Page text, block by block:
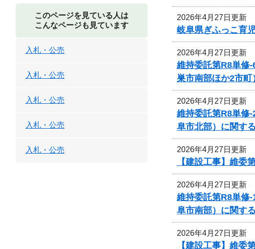
2026年4月27日更新
岐阜県ぎふっこ育
2026年4月27日更新
維持委託第R8単
巣市南部ほか2市
2026年4月27日更新
維持委託第R8単
阜市北部）に関す
2026年4月27日更新
【建設工事】維
2026年4月27日更新
維持委託第R8単
阜市南部）に関す
2026年4月27日更新
【建設工事】維
このページを見ている人は
こんなページも見ています
入札・公売
入札・公売
入札・公売
入札・公売
入札・公売